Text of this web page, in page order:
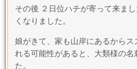
その後 ２日位ハチが寄って来ま
くなりました。
娘がきて、家も山岸にあるからス
れる可能性があると、大類様の名
た。